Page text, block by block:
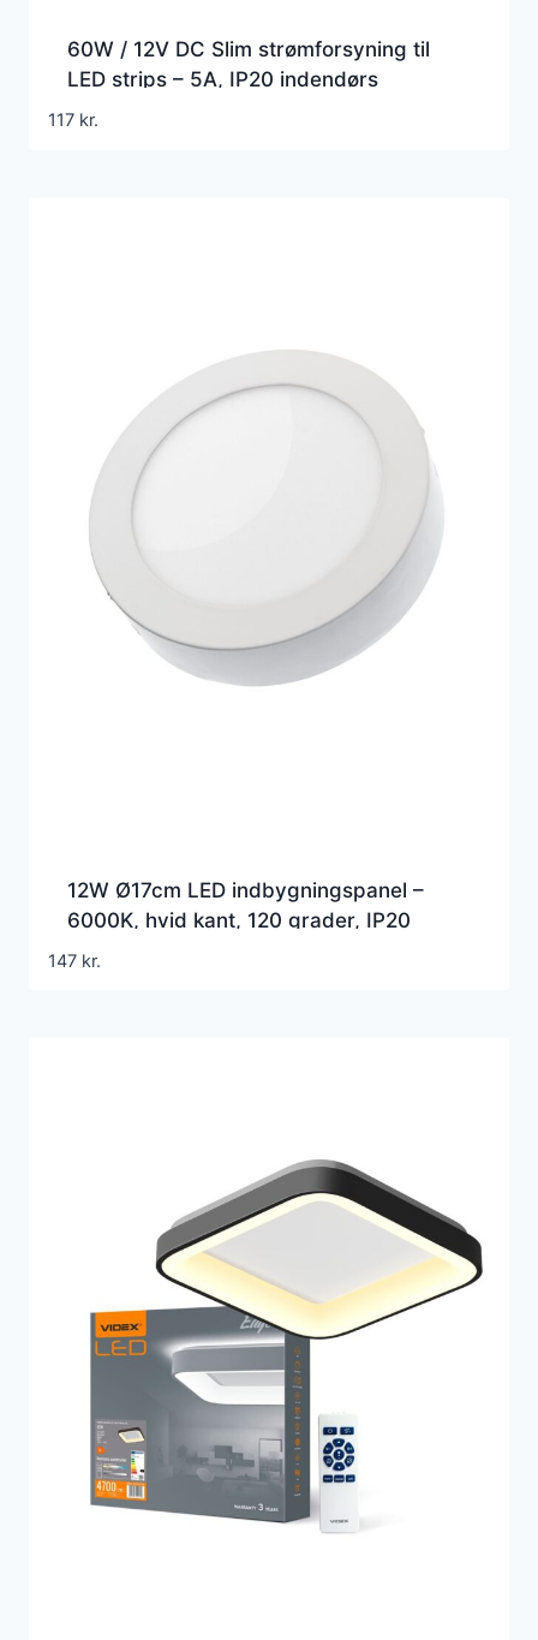
60W / 12V DC Slim strømforsyning til
LED strips – 5A, IP20 indendørs
117 kr.
12W Ø17cm LED indbygningspanel –
6000K, hvid kant, 120 grader, IP20
indendørs
147 kr.